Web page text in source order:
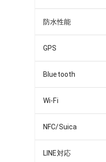
防水性能
GPS
Bluetooth
Wi-Fi
NFC/Suica
LINE対応